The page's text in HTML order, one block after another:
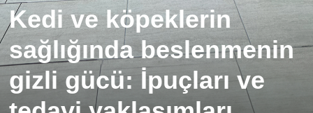
Kedi ve köpeklerin
sağlığında beslenmenin
gizli gücü: İpuçları ve